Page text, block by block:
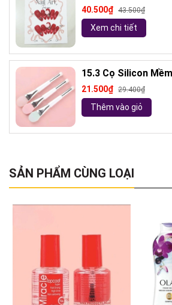
kèm keo và giũa
40.500₫ 43.500₫
Xem chi tiết
15.3 Cọ Silicon
( ngẫu nhiên)
21.500₫ 29.400₫
Thêm vào giỏ
SẢN PHẨM CÙNG LOẠI